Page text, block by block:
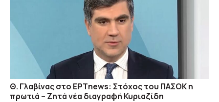
Θ. Γλαβίνας στο ΕΡΤnews: Στόχος του ΠΑΣΟΚ η
πρωτιά – Ζητά νέα διαγραφή Κυριαζίδη